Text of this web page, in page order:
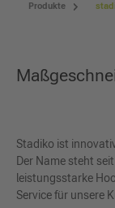
Produkte
Stadiko ist
Der Name steht
leistungsstarke
Service für unsere